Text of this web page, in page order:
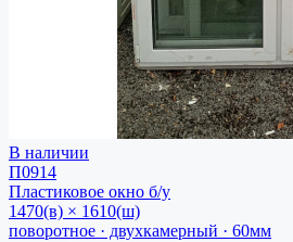
В наличии
П0914
Пластиковое окно б/у
1470(в) × 1610(ш)
поворотное · двухкамерный · 60мм